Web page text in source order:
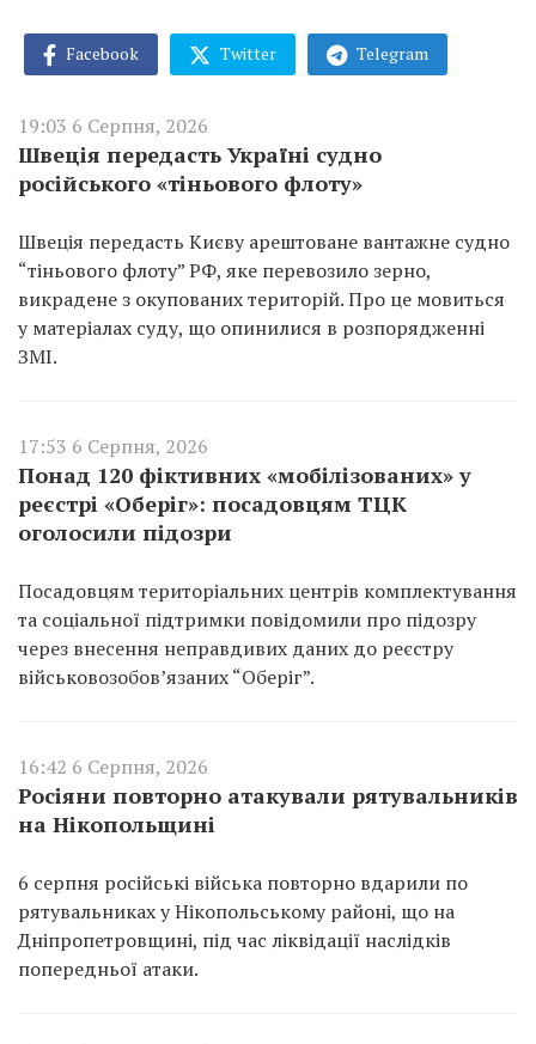
Facebook Twitter Telegram
19:03 6 Серпня, 2026
Швеція передасть Україні судно
російського «тіньового флоту»
Швеція передасть Києву арештоване вантажне судно
“тіньового флоту” РФ, яке перевозило зерно,
викрадене з окупованих територій. Про це мовиться
у матеріалах суду, що опинилися в розпорядженні
ЗМІ.
17:53 6 Серпня, 2026
Понад 120 фіктивних «мобілізованих» у
реєстрі «Оберіг»: посадовцям ТЦК
оголосили підозри
Посадовцям територіальних центрів комплектування
та соціальної підтримки повідомили про підозру
через внесення неправдивих даних до реєстру
військовозобов’язаних “Оберіг”.
16:42 6 Серпня, 2026
Росіяни повторно атакували рятувальників
на Нікопольщині
6 серпня російські війська повторно вдарили по
рятувальниках у Нікопольському районі, що на
Дніпропетровщині, під час ліквідації наслідків
попередньої атаки.